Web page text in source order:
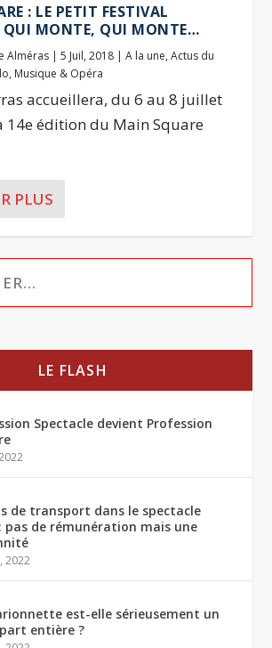
: LE PETIT FESTIVAL
QUI MONTE, QUI MONTE…
Alméras |5 Juil, 2018 |A la une,Actus du
, Musique & Opéra
accueillera, du 6 au 8 juillet
14e édition du Main Square
PLUS
LE FLASH
Spectacle devient Profession
de transport dans le spectacle
pas de rémunération mais une
2022
est-elle sérieusement un
entière ?